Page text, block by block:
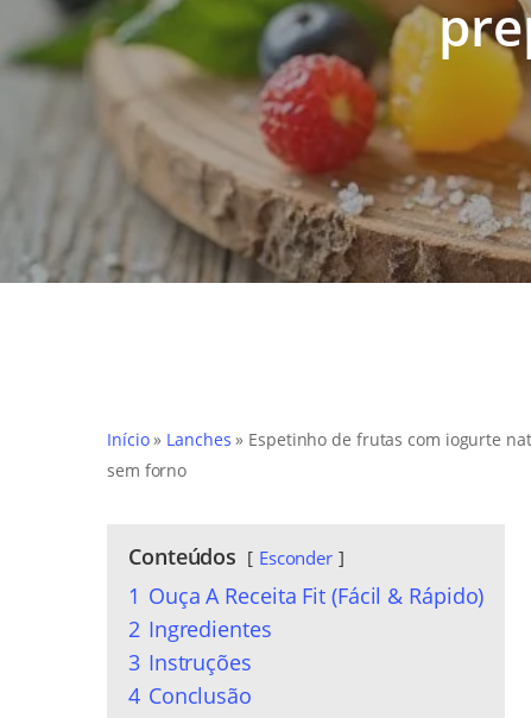
Hit enter to search or ESC to close
Início» Lanches » Espetinho de frutas com iogurte
sem forno
Conteúdos Esconder
1 Ouça A Receita Fit (Fácil & Rápido)
2 Ingredientes
3 Instruções
4 Conclusão